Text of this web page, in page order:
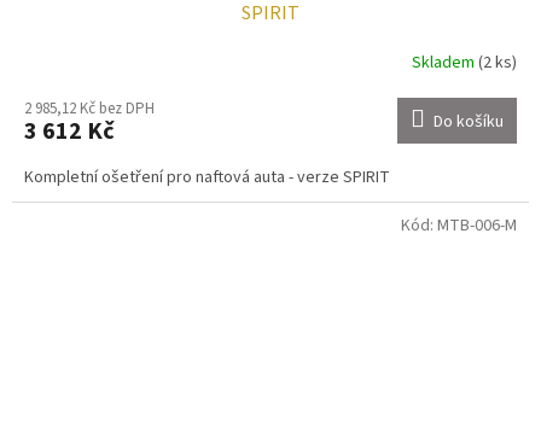
SPIRIT
Skladem (2 ks)
2 985,12 Kč bez DPH
3 612 Kč Do košíku
Kompletní ošetření pro naftová auta - verze SPIRIT
Kód: MTB-006-M